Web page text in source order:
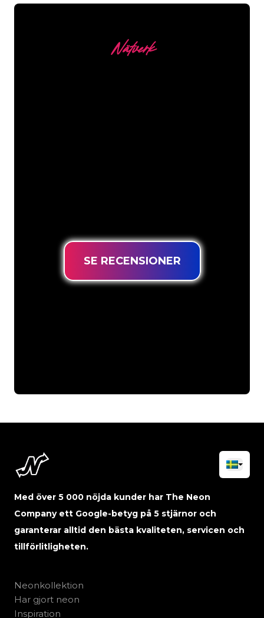
Nätverk
SE RECENSIONER
Med över 5 000 nöjda kunder har The Neon
Company ett Google-betyg på 5 stjärnor och
garanterar alltid den bästa kvaliteten, servicen och
tillförlitligheten.
Neonkollektion
Har gjort neon
Inspiration